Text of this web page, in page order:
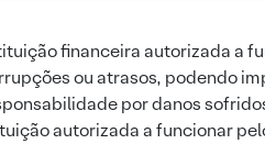
financeira autorizada a
ou atrasos, podendo
por danos
autorizada a funcionar